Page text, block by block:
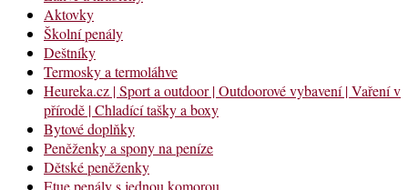
Aktovky
Školní penály
Deštníky
Termosky a termoláhve
Heureka.cz | Sport a outdoor | Outdoorové vybavení | Vaření v
přírodě | Chladící tašky a boxy
Bytové doplňky
Peněženky a spony na peníze
Dětské peněženky